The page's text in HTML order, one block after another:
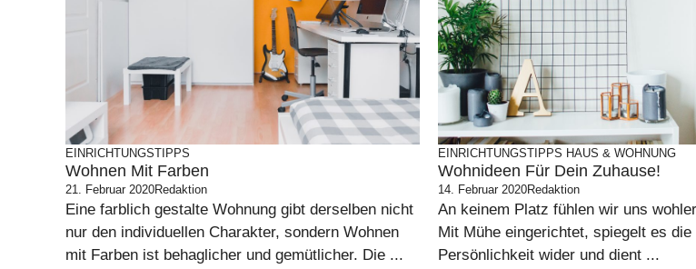
EINRICHTUNGSTIPPS
Wohnen Mit Farben
21. Februar 2020Redaktion
Eine farblich gestalte Wohnung gibt derselben nicht
nur den individuellen Charakter, sondern Wohnen
mit Farben ist behaglicher und gemütlicher. Die ...
EINRICHTUNGSTIPPS HAUS & WOHNUNG
Wohnideen Für Dein Zuhause!
14. Februar 2020Redaktion
An keinem Platz fühlen wir uns
Mit Mühe eingerichtet, spiegelt es die
Persönlichkeit wider und dient ...